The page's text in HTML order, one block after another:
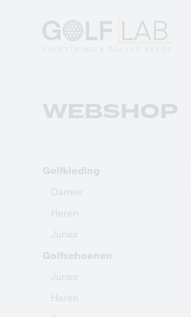
WEBSHOP
Golfkleding
Dames
Heren
Junior
Golfschoenen
Junior
Heren